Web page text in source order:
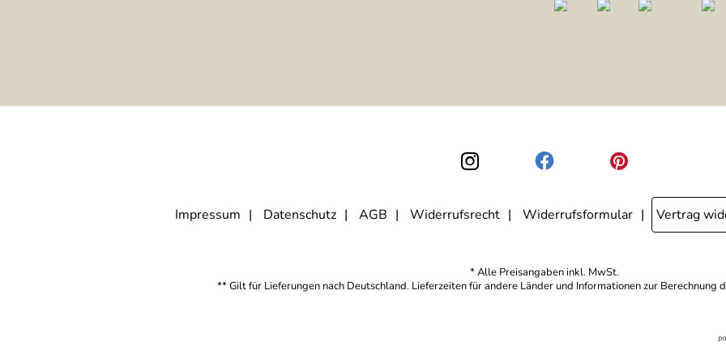
Impressum Datenschutz AGB Widerrufsrecht Widerrufsformular Vertrag
* Alle Preisangaben inkl. MwSt.
** Gilt für Lieferungen nach Deutschland. Lieferzeiten für andere Länder und Informationen zur Berechnung